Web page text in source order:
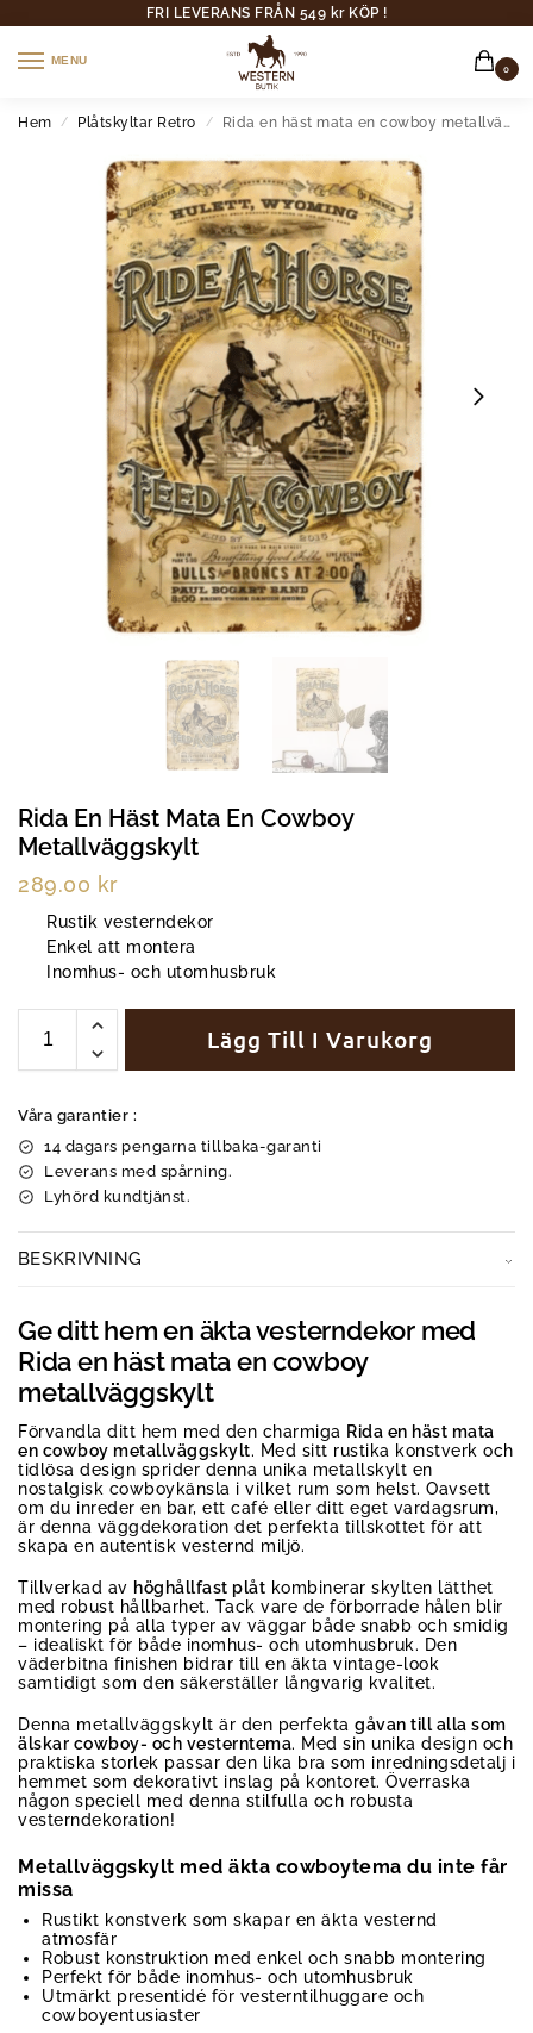
FRI LEVERANS FRÅN 549 kr KÖP !
MENU
0
Hem / Plåtskyltar Retro / Rida en häst mata en cowboy metallväggskylt
Rida En Häst Mata En Cowboy
Metallväggskylt
289.00 kr
Rustik vesterndekor
Enkel att montera
Inomhus- och utomhusbruk
Lägg Till I Varukorg
Våra garantier :
14 dagars pengarna tillbaka-garanti
Leverans med spårning.
Lyhörd kundtjänst.
BESKRIVNING
Ge ditt hem en äkta vesterndekor med
Rida en häst mata en cowboy
metallväggskylt
Förvandla ditt hem med den charmiga Rida en häst mata
en cowboy metallväggskylt. Med sitt rustika konstverk och
tidlösa design sprider denna unika metallskylt en
nostalgisk cowboykänsla i vilket rum som helst. Oavsett
om du inreder en bar, ett café eller ditt eget vardagsrum,
är denna väggdekoration det perfekta tillskottet för att
skapa en autentisk vesternd miljö.
Tillverkad av höghållfast plåt kombinerar skylten lätthet
med robust hållbarhet. Tack vare de förborrade hålen blir
montering på alla typer av väggar både snabb och smidig
– idealiskt för både inomhus- och utomhusbruk. Den
väderbitna finishen bidrar till en äkta vintage-look
samtidigt som den säkerställer långvarig kvalitet.
Denna metallväggskylt är den perfekta gåvan till alla som
älskar cowboy- och vesterntema. Med sin unika design och
praktiska storlek passar den lika bra som inredningsdetalj i
hemmet som dekorativt inslag på kontoret. Överraska
någon speciell med denna stilfulla och robusta
vesterndekoration!
Metallväggskylt med äkta cowboytema du inte får
missa
Rustikt konstverk som skapar en äkta vesternd
atmosfär
Robust konstruktion med enkel och snabb montering
Perfekt för både inomhus- och utomhusbruk
Utmärkt presentidé för vesterntilhuggare och
cowboyentusiaster